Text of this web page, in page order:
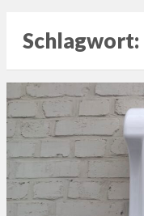
Schlagwort: